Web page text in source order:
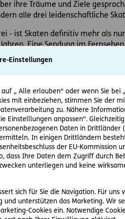
Einstellungen
„ Alle erlauben“ oder wenn Sie bei
mit einbeziehen, stimmen Sie der
zu. Nähere
Einstelllungen anpassen“.
Daten in Drittländer
In einigen Drittländern
der EU-Kommission
dass Ihre Daten dem Zugriff durch
unterliegen und keine
sich für Sie die Navigation. Für
und unterstützen das Marketing. Wir
Cookies ein. Notwendige
ihre Träume und Ziele
alle drei leidenschaftliche
- ist Skaten definitiv mehr als
Eine Sendung im
auf seinem ersten Skate Camp
ein olympischer Wettbewerb
kurzem in den olympischen
Lediglich 20 Starter
und Lenni muss sich
Chance und arbeitet hart
um zu schauen, wie weit er
mit Profession verbinden
großen Traum bereits erfüllt: Die